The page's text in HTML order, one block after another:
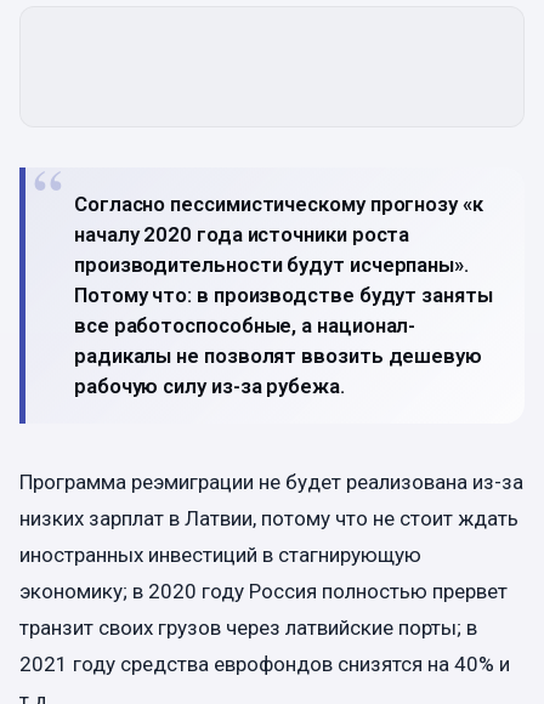
Согласно пессимистическому прогнозу «к
началу 2020 года источники роста
производительности будут исчерпаны».
Потому что: в производстве будут заняты
все работоспособные, а национал-
радикалы не позволят ввозить дешевую
рабочую силу из-за рубежа.
Программа реэмиграции не будет реализована из-за
низких зарплат в Латвии, потому что не стоит ждать
иностранных инвестиций в стагнирующую
экономику; в 2020 году Россия полностью прервет
транзит своих грузов через латвийские порты; в
2021 году средства еврофондов снизятся на 40% и